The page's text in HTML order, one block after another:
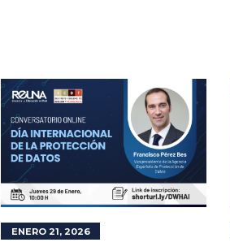
ENERO 21, 2026